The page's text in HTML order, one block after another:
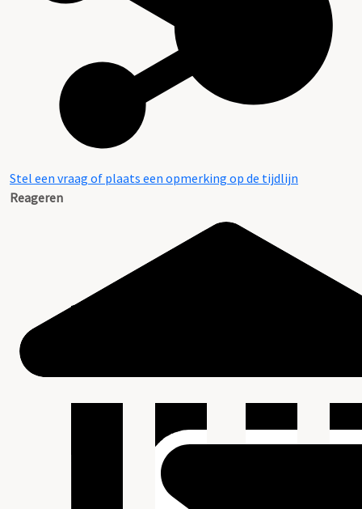
Stel een vraag of plaats een opmerking op de tijdlijn
Reageren